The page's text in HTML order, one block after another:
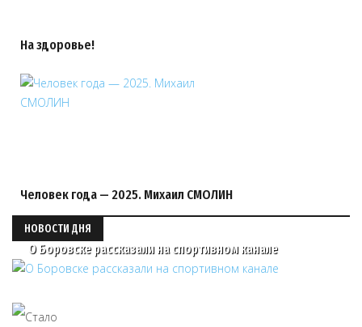
На здоровье!
Человек года — 2025. Михаил СМОЛИН
НОВОСТИ ДНЯ
О Боровске рассказали на спортивном канале